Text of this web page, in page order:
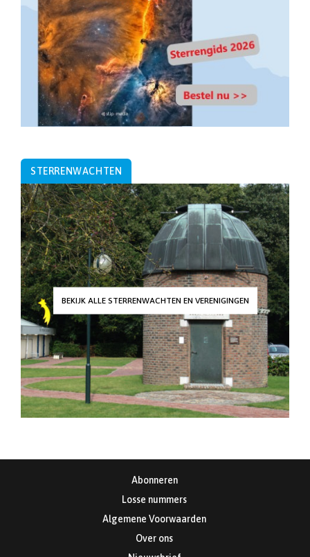
STERRENWACHTEN
BEKIJK ALLE STERRENWACHTEN EN VERENIGINGEN
Abonneren
Losse nummers
Algemene Voorwaarden
Over ons